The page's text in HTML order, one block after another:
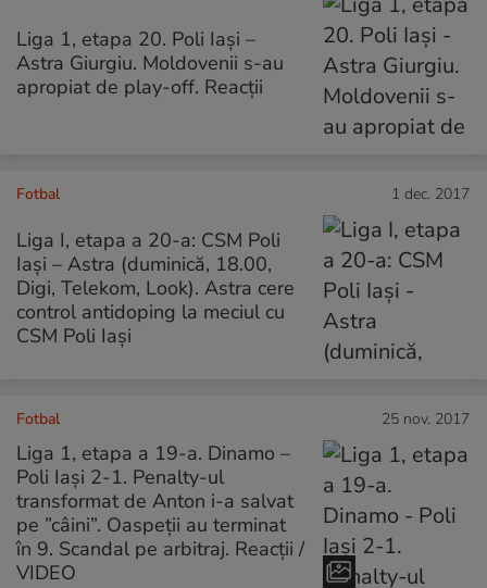
Liga 1, etapa 20. Poli Iași –
Astra Giurgiu. Moldovenii s-au
apropiat de play-off. Reacții
Fotbal 1 dec. 2017
Liga I, etapa a 20-a: CSM Poli
Iași – Astra (duminică, 18.00,
Digi, Telekom, Look). Astra cere
control antidoping la meciul cu
CSM Poli Iași
Fotbal 25 nov. 2017
Liga 1, etapa a 19-a. Dinamo –
Poli Iași 2-1. Penalty-ul
transformat de Anton i-a salvat
pe ”câini”. Oaspeții au terminat
în 9. Scandal pe arbitraj. Reacții /
VIDEO